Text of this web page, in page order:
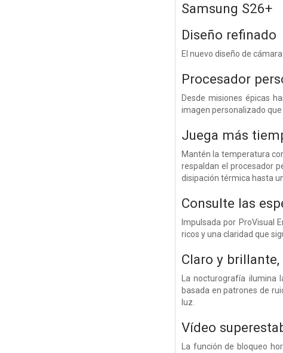
Samsung S26+
Diseño refinado
El nuevo diseño de
Procesador
Desde misiones épicas
imagen personalizado
Juega más
Mantén la temperatura
respaldan el procesador
disipación térmica hasta
Consulte las
Impulsada por ProVisual
ricos y una claridad que
Claro y
La nocturografía ilumina
basada en patrones de
luz.
Vídeo
La función de bloqueo